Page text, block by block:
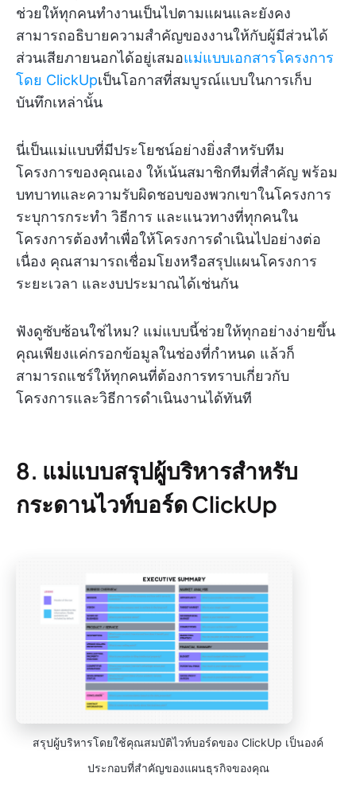
ช่วยให้ทุกคนทำงานเป็นไปตามแผนและยังคง
สามารถอธิบายความสำคัญของงานให้กับผู้มีส่วนได้
ส่วนเสียภายนอกได้อยู่เสมอแม่แบบเอกสารโครงการ
โดย ClickUpเป็นโอกาสที่สมบูรณ์แบบในการเก็บ
บันทึกเหล่านั้น
นี่เป็นแม่แบบที่มีประโยชน์อย่างยิ่งสำหรับทีม
โครงการของคุณเอง ให้เน้นสมาชิกทีมที่สำคัญ พร้อม
บทบาทและความรับผิดชอบของพวกเขาในโครงการ
ระบุการกระทำ วิธีการ และแนวทางที่ทุกคนใน
โครงการต้องทำเพื่อให้โครงการดำเนินไปอย่างต่อ
เนื่อง คุณสามารถเชื่อมโยงหรือสรุปแผนโครงการ
ระยะเวลา และงบประมาณได้เช่นกัน
ฟังดูซับซ้อนใช่ไหม? แม่แบบนี้ช่วยให้ทุกอย่างง่ายขึ้น
คุณเพียงแค่กรอกข้อมูลในช่องที่กำหนด แล้วก็
สามารถแชร์ให้ทุกคนที่ต้องการทราบเกี่ยวกับ
โครงการและวิธีการดำเนินงานได้ทันที
8. แม่แบบสรุปผู้บริหารสำหรับ
กระดานไวท์บอร์ด ClickUp
สรุปผู้บริหารโดยใช้คุณสมบัติไวท์บอร์ดของ ClickUp เป็นองค์
ประกอบที่สำคัญของแผนธุรกิจของคุณ